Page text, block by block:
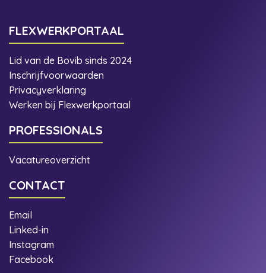
FLEXWERKPORTAAL
Lid van de Bovib sinds 2024
Inschrijfvoorwaarden
Privacyverklaring
Werken bij Flexwerkportaal
PROFESSIONALS
Vacatureoverzicht
CONTACT
Email
Linked-in
Instagram
Facebook